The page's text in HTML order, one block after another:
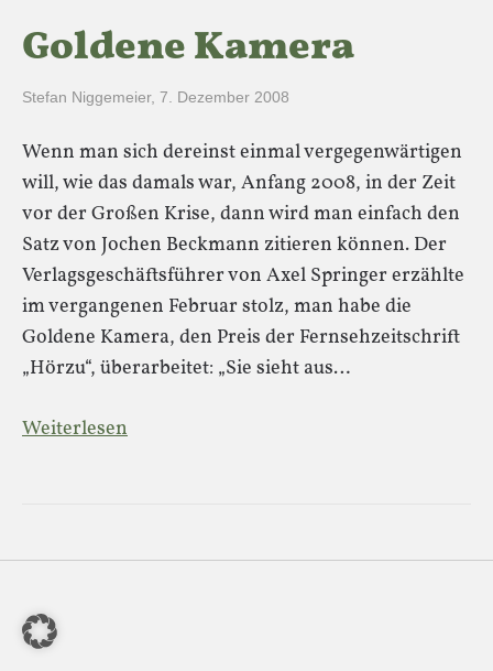
Goldene Kamera
Stefan Niggemeier, 7. Dezember 2008
Wenn man sich dereinst einmal vergegenwärtigen
will, wie das damals war, Anfang 2008, in der Zeit
vor der Großen Krise, dann wird man einfach den
Satz von Jochen Beckmann zitieren können. Der
Verlagsgeschäftsführer von Axel Springer erzählte
im vergangenen Februar stolz, man habe die
Goldene Kamera, den Preis der Fernsehzeitschrift
„Hörzu“, überarbeitet: „Sie sieht aus…
Weiterlesen